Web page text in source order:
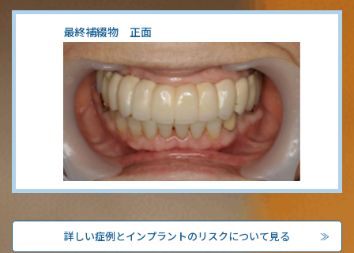
最終補綴物 正面
詳しい症例とインプラントのリスクについて見る